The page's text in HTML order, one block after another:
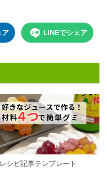
ア LINEでシェア
レシピ記事テンプレート